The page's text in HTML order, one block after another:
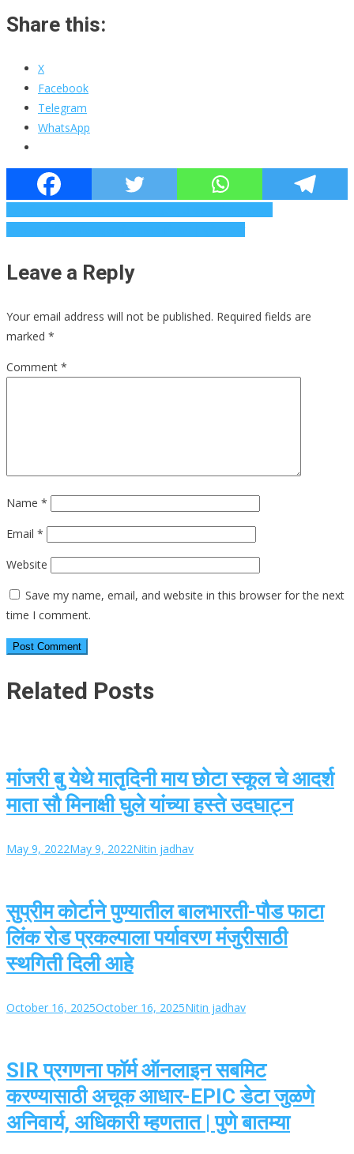
Share this:
X
Facebook
Telegram
WhatsApp
Post
navigation
Leave a Reply
Your email address will not be published. Required fields are
marked *
Comment *
Name *
Email *
Website
Save my name, email, and website in this browser for the next
time I comment.
Related Posts
मांजरी बु येथे मातृदिनी माय छोटा स्कूल चे आदर्श
माता सौ मिनाक्षी घुले यांच्या हस्ते उदघाट्न
May 9, 2022May 9, 2022Nitin jadhav
सुप्रीम कोर्टाने पुण्यातील बालभारती-पौड फाटा
लिंक रोड प्रकल्पाला पर्यावरण मंजुरीसाठी
स्थगिती दिली आहे
October 16, 2025October 16, 2025Nitin jadhav
SIR प्रगणना फॉर्म ऑनलाइन सबमिट
करण्यासाठी अचूक आधार-EPIC डेटा जुळणे
अनिवार्य, अधिकारी म्हणतात | पुणे बातम्या